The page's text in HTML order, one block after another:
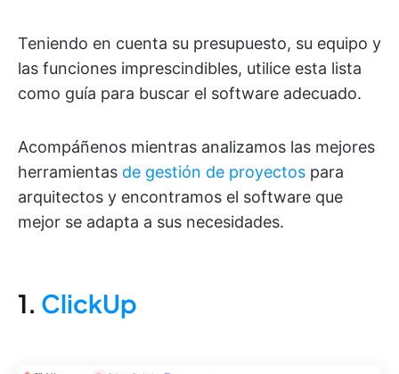
Teniendo en cuenta su presupuesto, su equipo y
las funciones imprescindibles, utilice esta lista
como guía para buscar el software adecuado.
Acompáñenos mientras analizamos las mejores
herramientas de gestión de proyectos para
arquitectos y encontramos el software que
mejor se adapta a sus necesidades.
1. ClickUp